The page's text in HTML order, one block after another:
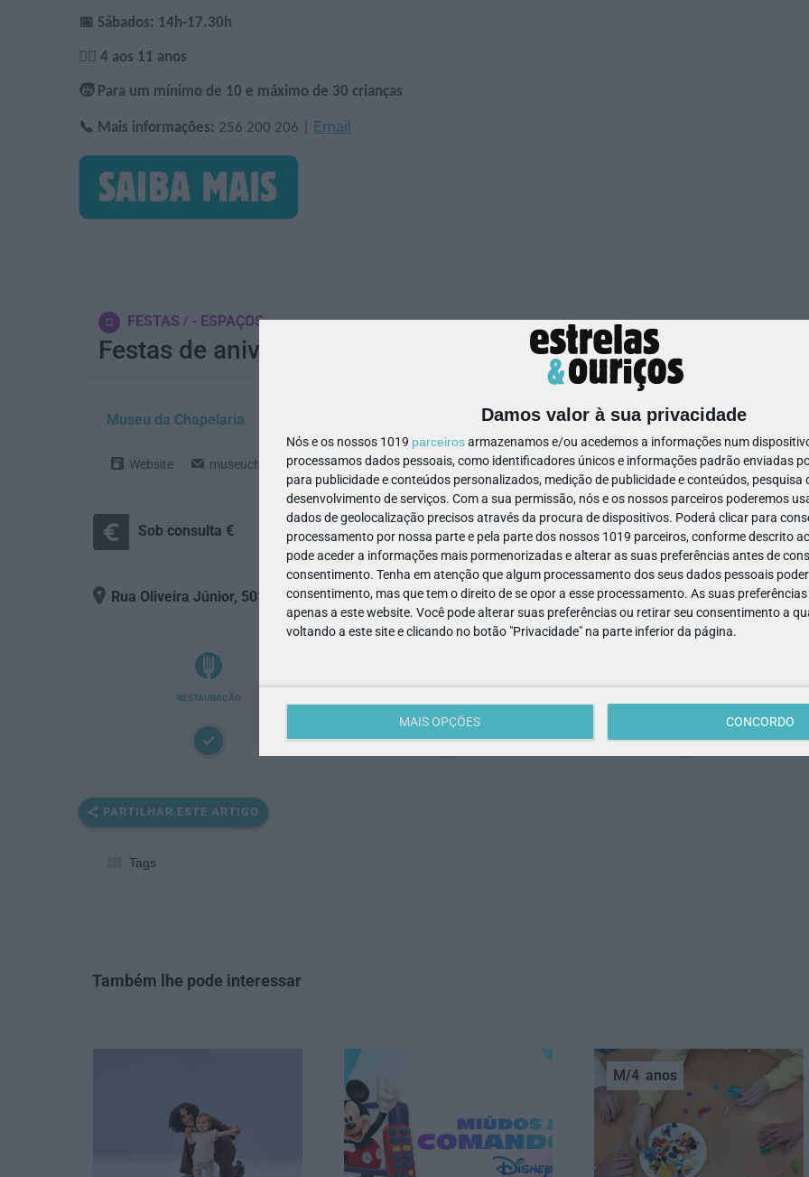
Damos valor à sua privacidade
Nós e os nossos 1019 parceirosarmazenamos e/ou acedemos a informações num
processamos dados pessoais, como identificadores únicos e informações padrão enviadas
para publicidade e conteúdos personalizados, medição de publicidade e conteúdos, pesquisa
desenvolvimento de serviços. Com a sua permissão, nós e os nossos parceiros poderemos
dados de geolocalização precisos através da procura de dispositivos. Poderá clicar para
processamento por nossa parte e pela parte dos nossos 1019 parceiros, conforme descrito
pode aceder a informações mais pormenorizadas e alterar as suas preferências antes de
consentimento. Tenha em atenção que algum processamento dos seus dados pessoais
consentimento, mas que tem o direito de se opor a esse processamento. As suas
apenas a este website. Você pode alterar suas preferências ou retirar seu consentimento a
voltando a este site e clicando no botão "Privacidade" na parte inferior da página.
MAIS OPÇÕES CONCORDO
📅 Sábados: 14h-17.30h
🙋‍♀️ 4 aos 11 anos
🧒 Para um mínimo de 10 e máximo de 30 crianças
📞 Mais informações: 256 200 206 | Email
FESTAS - ESPAÇOS
Festas de aniversário no Museu da Chapelaria
Museu da Chapelaria
Website museuchapelaria@cm-sjm.pt 256 200 206 Ver Detalhes
Sob consulta € + 4 11 anos
Rua Oliveira Júnior, 501 , 3700-204- São João da Madeira
RESTAURAÇÃO
PARTILHAR ESTE ARTIGO
Tags
Também lhe pode interessar
M/4 anos